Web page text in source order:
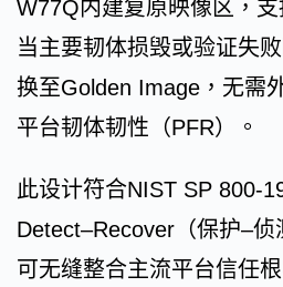
W77Q内建复原映像区，支
当主要韧体损毁或验证失
换至Golden Image，无需
平台韧体韧性（PFR）。
此设计符合NIST SP 800-
Detect–Recover（保护–
可无缝整合主流平台信任根